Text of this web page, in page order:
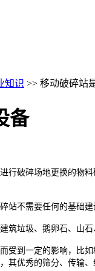
知识 >> 移动破碎站
备
行破碎场地更换的物
站不需要任何的基础
筑垃圾、鹅卵石、山石
受到一定的影响，比
其优秀的筛分、传输